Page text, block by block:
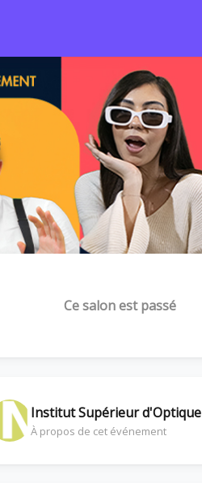
Ce salon est passé
Institut Supérieur d'Optique
À propos de cet événement